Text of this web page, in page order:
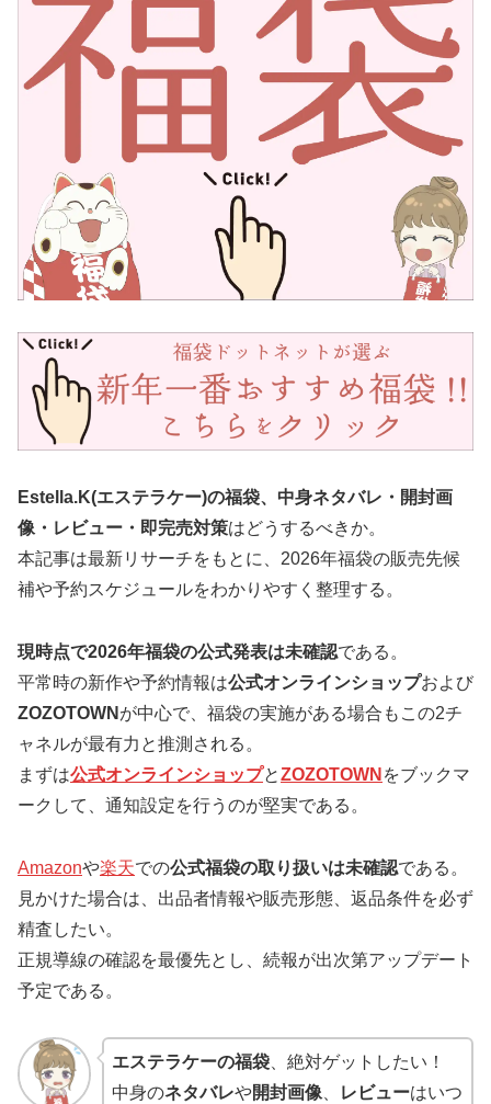
Estella.K(エステラケー)の福袋、中身ネタバレ・開封画
像・レビュー・即完売対策はどうするべきか。
本記事は最新リサーチをもとに、2026年福袋の販売先候
補や予約スケジュールをわかりやすく整理する。
現時点で2026年福袋の公式発表は未確認である。
平常時の新作や予約情報は公式オンラインショップおよび
ZOZOTOWN が中心で、福袋の実施がある場合もこの2チ
ャネルが最有力と推測される。
まずは公式オンラインショップとZOZOTOWN をブックマ
ークして、通知設定を行うのが堅実である。
Amazonや楽天での公式福袋の取り扱いは未確認である。
見かけた場合は、出品者情報や販売形態、返品条件を必ず
精査したい。
正規導線の確認を最優先とし、続報が出次第アップデート
予定である。
エステラケーの福袋、絶対ゲットしたい！
中身のネタバレや開封画像、 レビューはいつ